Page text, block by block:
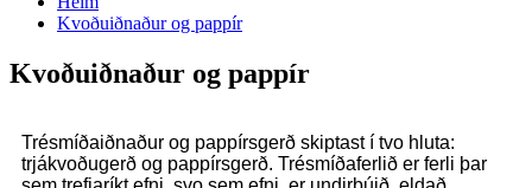
Kvoðuiðnaður og pappír
Kvoðuiðnaður og pappír
Trésmíðaiðnaður og pappírsgerð skiptast í tvo hluta:
trjákvoðugerð og pappírsgerð. Trésmíðaferlið er ferli þar